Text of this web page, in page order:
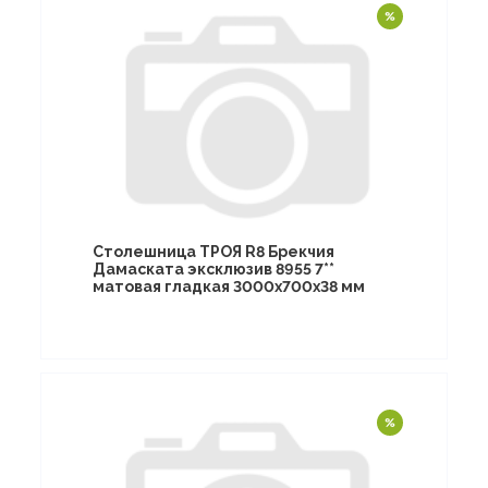
Столешница ТРОЯ R8 Брекчия
Дамаската эксклюзив 8955 7**
матовая гладкая 3000х700х38 мм